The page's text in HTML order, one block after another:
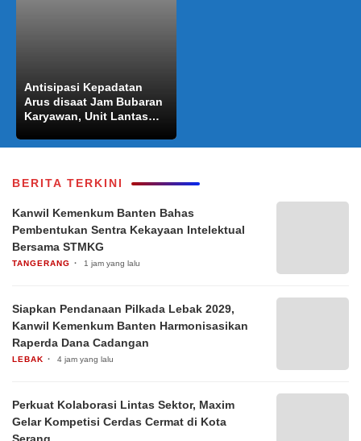
Antisipasi Kepadatan
Arus disaat Jam Bubaran
Karyawan, Unit Lantas
Serang Laksanakan Gatur
BERITA TERKINI
Kanwil Kemenkum Banten Bahas
Pembentukan Sentra Kekayaan Intelektual
Bersama STMKG
TANGERANG 1 jam yang lalu
Siapkan Pendanaan Pilkada Lebak 2029,
Kanwil Kemenkum Banten Harmonisasikan
Raperda Dana Cadangan
LEBAK 4 jam yang lalu
Perkuat Kolaborasi Lintas Sektor, Maxim
Gelar Kompetisi Cerdas Cermat di Kota